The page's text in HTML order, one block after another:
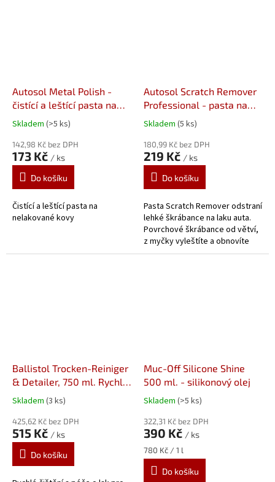
Autosol Metal Polish -
čistící a leštící pasta na
kovy 75 ml
Skladem (>5 ks)
142,98 Kč bez DPH
173 Kč / ks
Do košíku
Čistící a leštící pasta na
nelakované kovy
Autosol Scratch Remover
Professional - pasta na
poškrábaný lak 75 ml.
Skladem (5 ks)
180,99 Kč bez DPH
219 Kč / ks
Do košíku
Pasta Scratch Remover odstraní
lehké škrábance na laku auta.
Povrchové škrábance od větví,
z myčky vyleštíte a obnovíte
lesk barvy.
Ballistol Trocken-Reiniger
& Detailer, 750 ml. Rychlé
čištění a péče o lak
Skladem (3 ks)
425,62 Kč bez DPH
515 Kč / ks
Do košíku
Muc-Off Silicone Shine
500 ml. - silikonový olej
Skladem (>5 ks)
322,31 Kč bez DPH
390 Kč / ks
Měrná
cena:
780 Kč / 1 l
Do košíku